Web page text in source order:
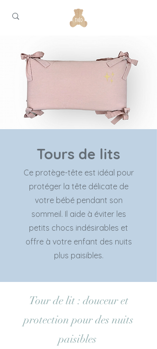
Tours de lits
Ce protège-tête est idéal pour
protéger la tête délicate de
votre bébé pendant son
sommeil. Il aide à éviter les
petits chocs indésirables et
offre à votre enfant des nuits
plus paisibles.
Tour de lit : douceur et
protection pour des nuits
paisibles